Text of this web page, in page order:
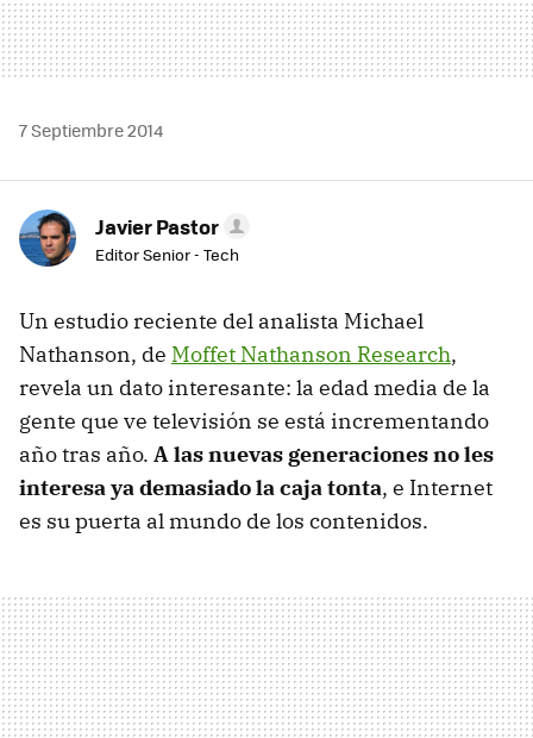
7 Septiembre 2014
Javier Pastor
Editor Senior - Tech
Un estudio reciente del analista Michael
Nathanson, de Moffet Nathanson Research,
revela un dato interesante: la edad media de la
gente que ve televisión se está incrementando
año tras año. A las nuevas generaciones no les
interesa ya demasiado la caja tonta, e Internet
es su puerta al mundo de los contenidos.